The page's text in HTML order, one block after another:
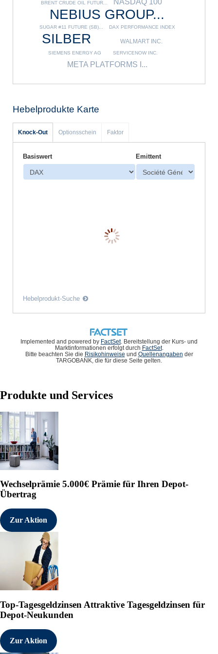
BRENT CRUDE OIL FUTUR...
NEBIUS GROUP...
SUGAR #11 FUTURE (SB)... DAX PERFORMANCE INDEX
SILBER WALMART INC.
SIEMENS ENERGY AG SERVICENOW INC.
META PLATFORMS I...
Hebelprodukte Karte
Knock-Out Optionsschein Faktor
Basiswert Emittent
Hebelprodukt-Suche
Implemented and powered by FactSet. Bereitstellung der Kurs- und
Marktinformationen erfolgt durch FactSet.
Bitte beachten Sie die Risikohinweise und Quellenangaben der
TARGOBANK, die für diese Seite gelten.
Produkte und Services
Wechselprämie 5.000€ Prämie für Ihren Depot-
Übertrag
Zur Aktion
Top-Tagesgeldzinsen Attraktive Tagesgeldzinsen für
Depot-Neukunden
Zur Aktion